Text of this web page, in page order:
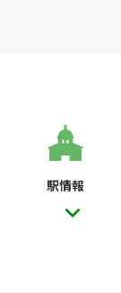
駅情報